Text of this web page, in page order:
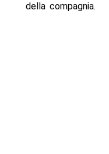
della compagnia.